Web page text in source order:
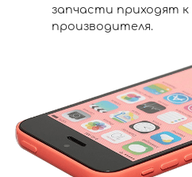
запчасти приходят
производителя.